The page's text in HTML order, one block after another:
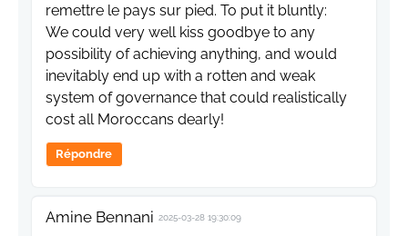
remettre le pays sur pied. To put it bluntly:
We could very well kiss goodbye to any
possibility of achieving anything, and would
inevitably end up with a rotten and weak
system of governance that could realistically
cost all Moroccans dearly!
Répondre
Amine Bennani 2025-03-28 19:30:09